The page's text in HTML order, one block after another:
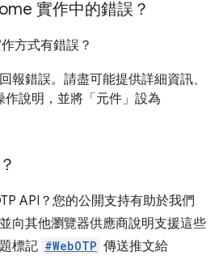
實作中的錯誤？
方式有錯誤？
回報錯誤。請盡可能提供詳細資訊、
說明，並將「元件」 設為
API？您的公開支持有助於我們
向其他瀏覽器供應商說明支援這些
標記 #WebOTP 傳送推文給